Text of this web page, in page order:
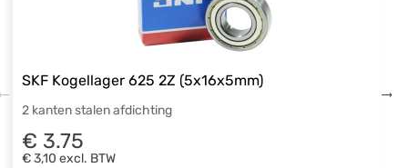
SKF Kogellager 625 2Z (5x16x5mm)
2 kanten stalen afdichting
€ 3.75
€ 3,10 excl. BTW